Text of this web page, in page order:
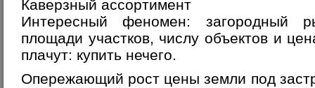
Каверзный ассортимент
Интересный феномен: загородный
площади участков, числу объектов и
плачут: купить нечего.
Опережающий рост цены земли под